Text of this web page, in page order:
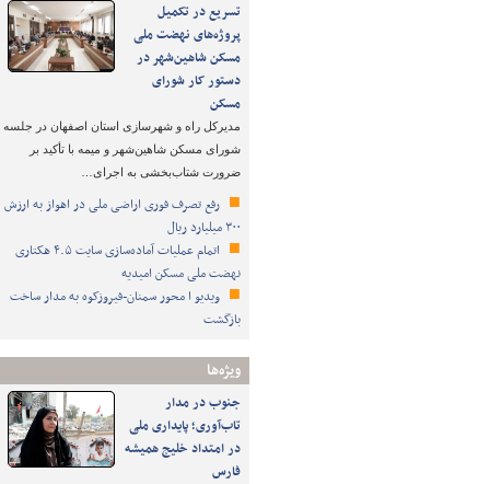
تسریع در تکمیل
پروژه‌های نهضت ملی
مسکن شاهین‌شهر در
دستور کار شورای
مسکن
مدیرکل راه و شهرسازی استان اصفهان در جلسه
شورای مسکن شاهین‌شهر و میمه با تأکید بر
ضرورت شتاب‌بخشی به اجرای…
رفع تصرف فوری اراضی ملی در اهواز به ارزش
۳۰۰ میلیارد ریال
اتمام عملیات آماده‌سازی سایت ۴.۵ هکتاری
نهضت ملی مسکن امیدیه
ویدیو ا محور سمنان-فیروزکوه به مدار ساخت
بازگشت
ویژه‌ها
جنوب در مدار
تاب‌آوری؛ پایداری ملی
در امتداد خلیج همیشه
فارس